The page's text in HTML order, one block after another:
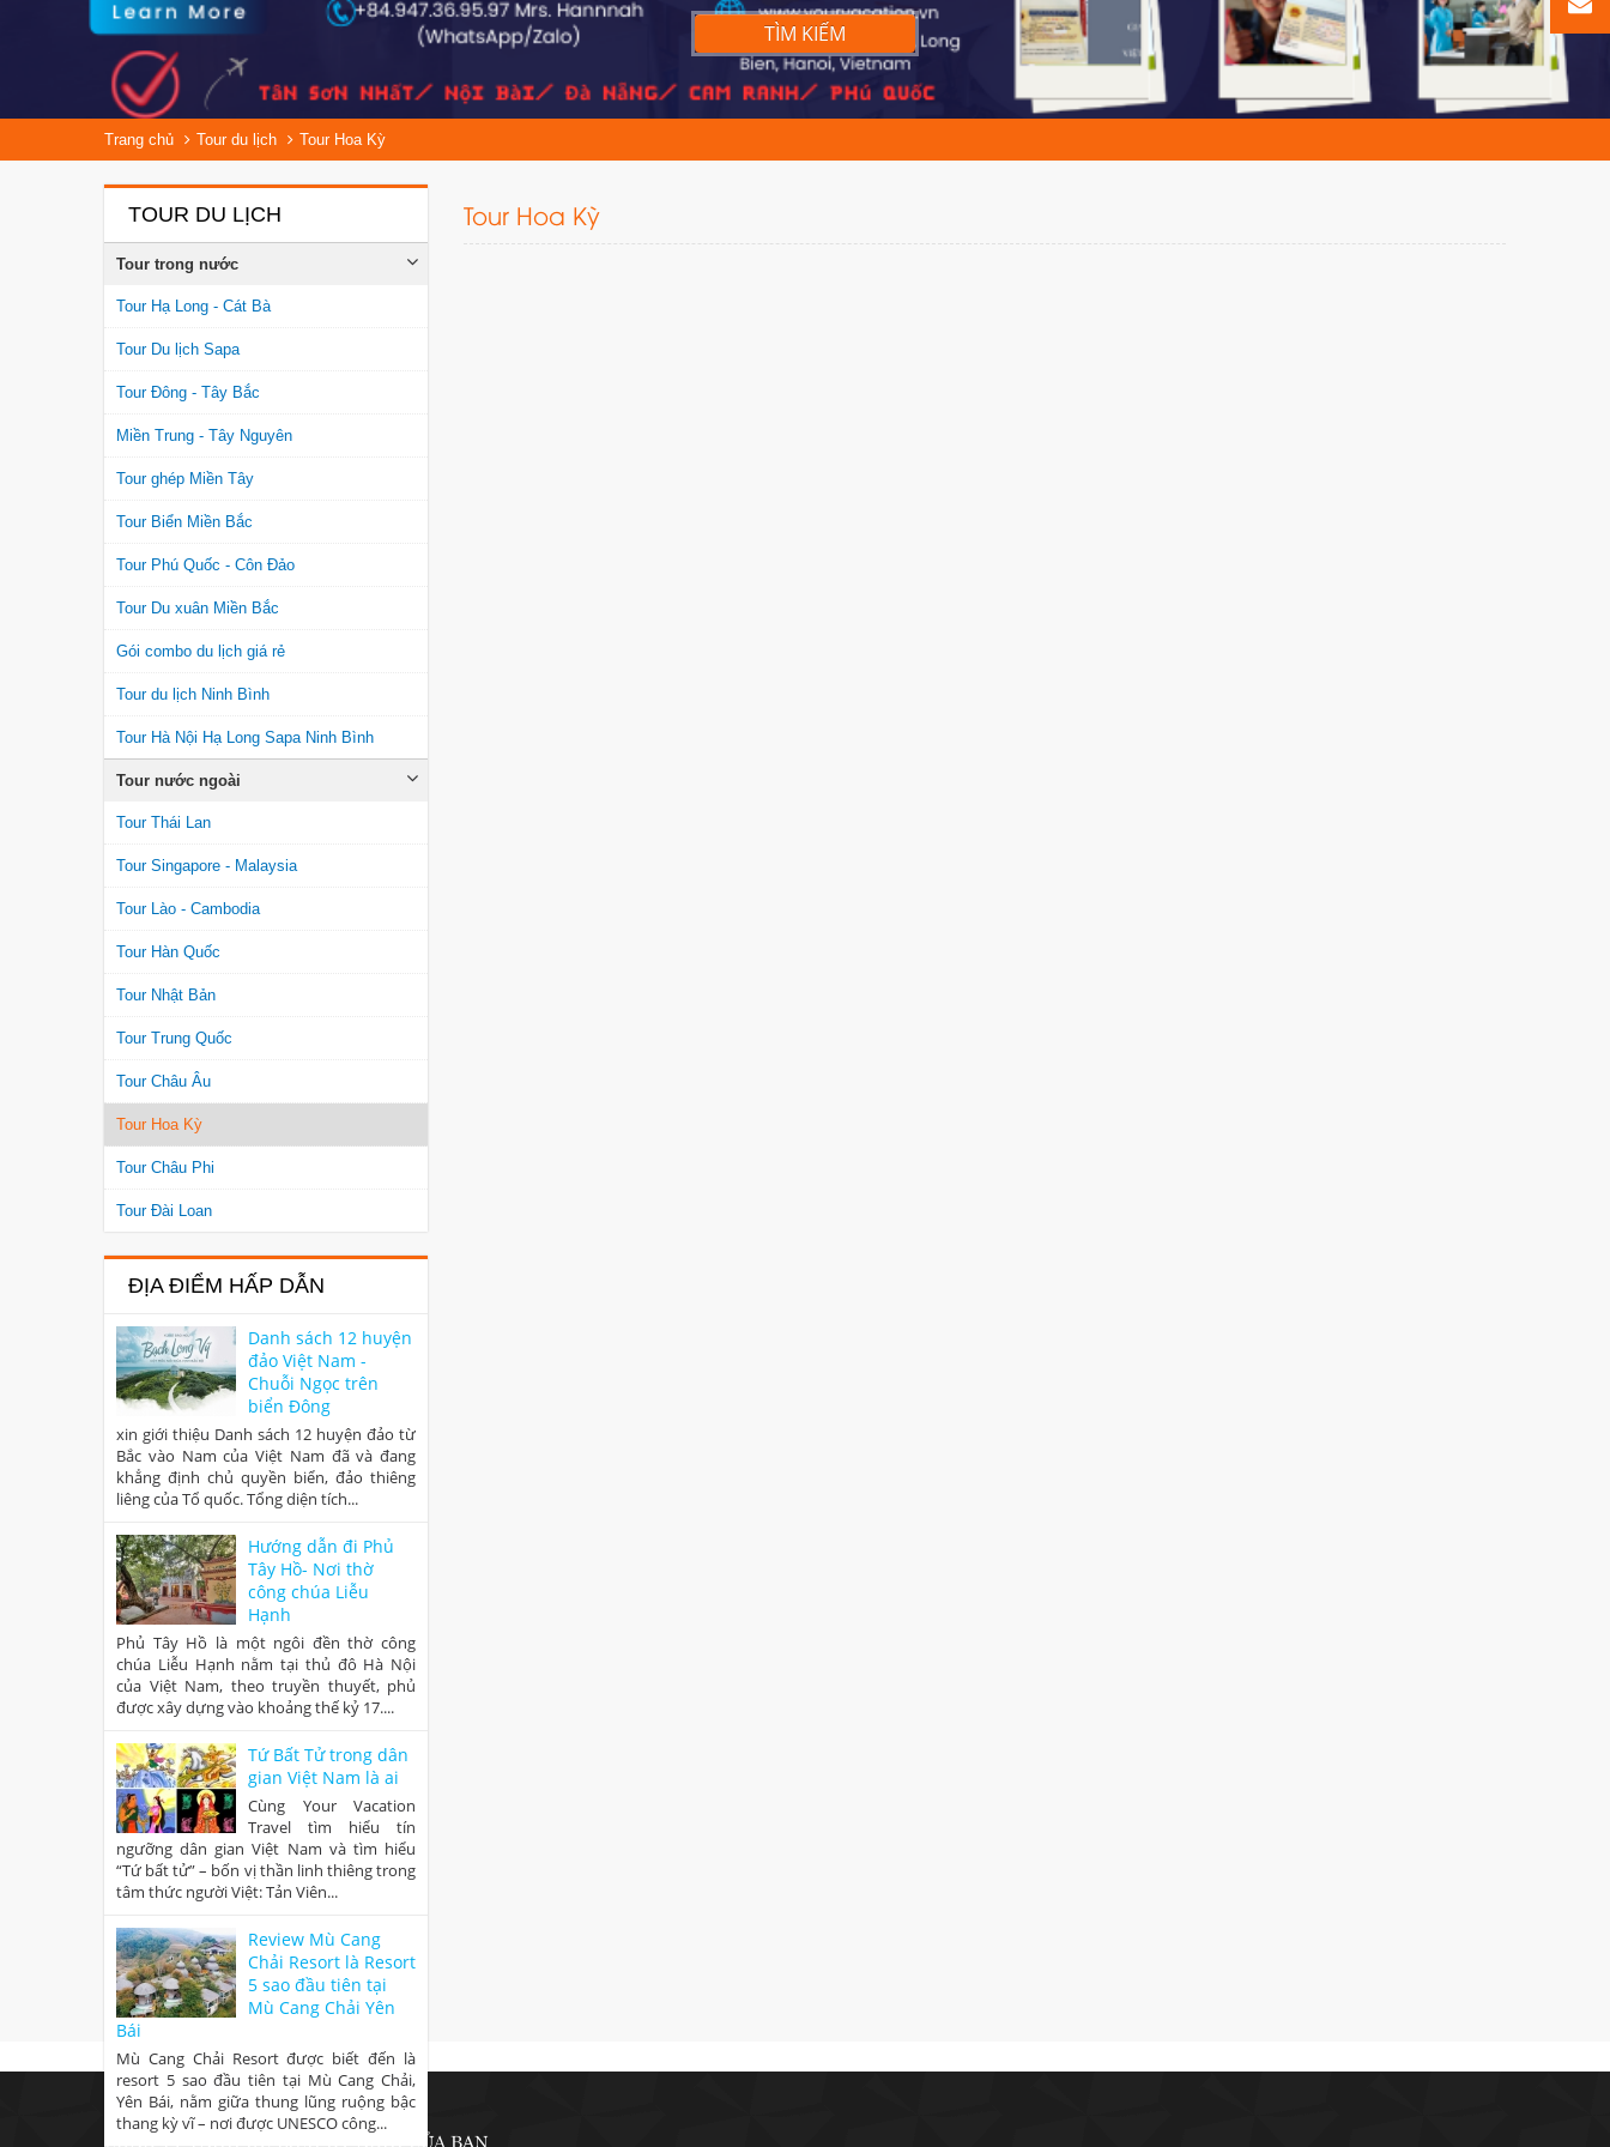
TÌM KIẾM
Trang chủ Tour du lịch Tour Hoa Kỳ
TOUR DU LỊCH
Tour trong nước
Tour Hạ Long - Cát Bà
Tour Du lịch Sapa
Tour Đông - Tây Bắc
Miền Trung - Tây Nguyên
Tour ghép Miền Tây
Tour Biển Miền Bắc
Tour Phú Quốc - Côn Đảo
Tour Du xuân Miền Bắc
Gói combo du lịch giá rẻ
Tour du lịch Ninh Bình
Tour Hà Nội Hạ Long Sapa Ninh Bình
Tour nước ngoài
Tour Thái Lan
Tour Singapore - Malaysia
Tour Lào - Cambodia
Tour Hàn Quốc
Tour Nhật Bản
Tour Trung Quốc
Tour Châu Âu
Tour Hoa Kỳ
Tour Châu Phi
Tour Đài Loan
ĐỊA ĐIỂM HẤP DẪN
Danh sách 12 huyện
đảo Việt Nam -
Chuỗi Ngọc trên
biển Đông
xin giới thiệu Danh sách 12 huyện đảo từ
Bắc vào Nam của Việt Nam đã và đang
khẳng định chủ quyền biển, đảo thiêng
liêng của Tổ quốc. Tổng diện tích...
Hướng dẫn đi Phủ
Tây Hồ- Nơi thờ
công chúa Liễu
Hạnh
Phủ Tây Hồ là một ngôi đền thờ công
chúa Liễu Hạnh nằm tại thủ đô Hà Nội
của Việt Nam, theo truyền thuyết, phủ
được xây dựng vào khoảng thế kỷ 17....
Tứ Bất Tử trong dân
gian Việt Nam là ai
Cùng Your Vacation
Travel tìm hiểu tín
ngưỡng dân gian Việt Nam và tìm hiểu
“Tứ bất tử” – bốn vị thần linh thiêng trong
tâm thức người Việt: Tản Viên...
Review Mù Cang
Chải Resort là Resort
5 sao đầu tiên tại
Mù Cang Chải Yên
Bái
Mù Cang Chải Resort được biết đến là
resort 5 sao đầu tiên tại Mù Cang Chải,
Yên Bái, nằm giữa thung lũng ruộng bậc
thang kỳ vĩ – nơi được UNESCO công...
Tour Hoa Kỳ
CÔNG TY TNHH DU LỊCH KỲ NGHỈ CỦA BẠN